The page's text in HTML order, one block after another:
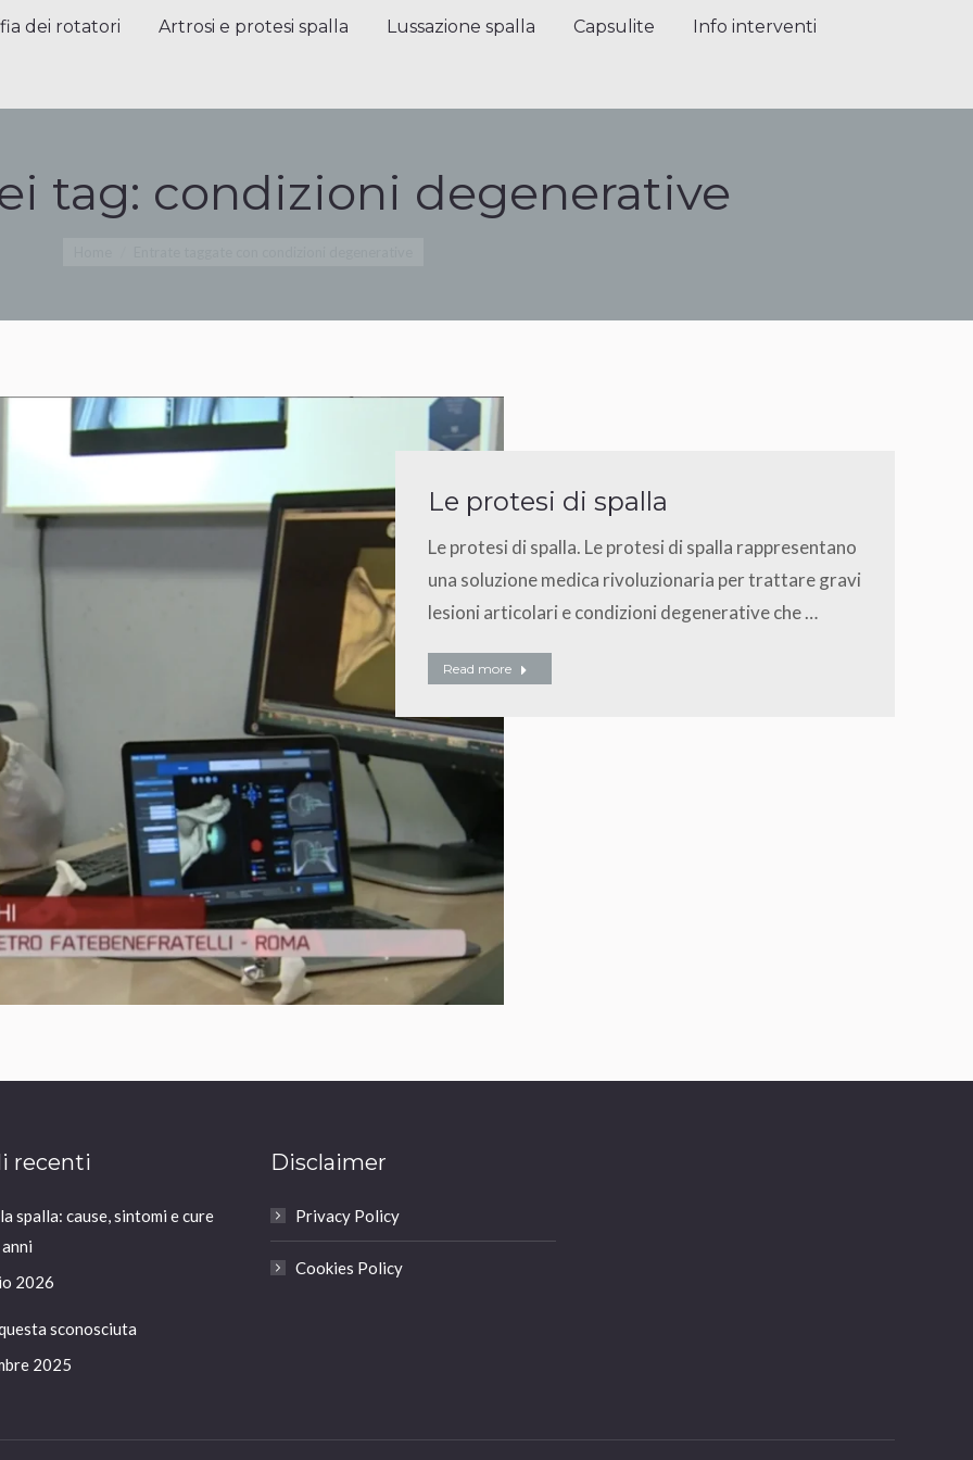
dei rotatori Artrosi e protesi spalla Lussazione spalla Capsulite Info interventi
tag: condizioni degenerative
Le protesi di spalla
Le protesi di spalla. Le protesi di spalla rappresentano
una soluzione medica rivoluzionaria per trattare gravi
lesioni articolari e condizioni degenerative che …
Read more
recenti
spalla: cause, sintomi e cure
2026
sconosciuta
2025
Disclaimer
Privacy Policy
Cookies Policy
dei rotatori Artrosi e protesi spalla Lussazione spalla Capsulite Info interventi